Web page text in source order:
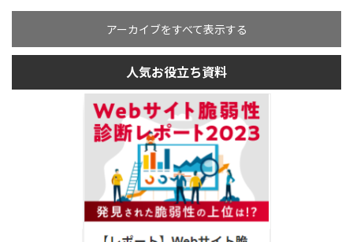
アーカイブをすべて表示する
人気お役立ち資料